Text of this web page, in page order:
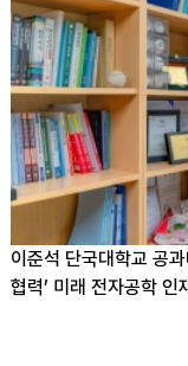
이준석 단국대학교 공
협력’ 미래 전자공학 인